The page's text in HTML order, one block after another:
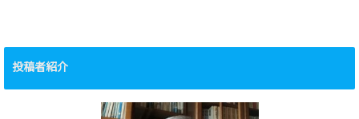
投稿者紹介